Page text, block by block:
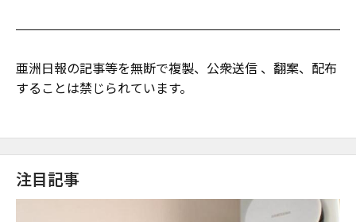
亜洲日報の記事等を無断で複製、公衆送信 、翻案、配布
することは禁じられています。
注目記事